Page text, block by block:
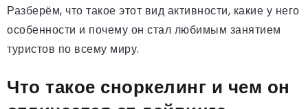
Разберём, что такое этот вид активности, какие у него
особенности и почему он стал любимым занятием
туристов по всему миру.
Что такое сноркелинг и чем он